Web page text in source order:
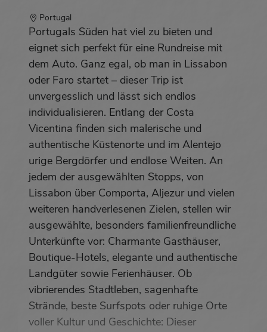
Portugal
Portugals Süden hat viel zu bieten und
eignet sich perfekt für eine Rundreise mit
dem Auto. Ganz egal, ob man in Lissabon
oder Faro startet – dieser Trip ist
unvergesslich und lässt sich endlos
individualisieren. Entlang der Costa
Vicentina finden sich malerische und
authentische Küstenorte und im Alentejo
urige Bergdörfer und endlose Weiten. An
jedem der ausgewählten Stopps, von
Lissabon über Comporta, Aljezur und vielen
weiteren handverlesenen Zielen, stellen wir
ausgewählte, besonders familienfreundliche
Unterkünfte vor: Charmante Gasthäuser,
Boutique-Hotels, elegante und authentische
Landgüter sowie Ferienhäuser. Ob
vibrierendes Stadtleben, sagenhafte
Strände, beste Surfspots oder ruhige Orte
voller Kultur und Geschichte: Dieser